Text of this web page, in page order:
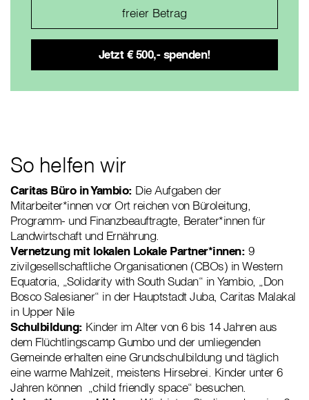
So helfen wir
Caritas Büro in Yambio: Die Aufgaben der
Mitarbeiter*innen vor Ort reichen von Büroleitung,
Programm- und Finanzbeauftragte, Berater*innen für
Landwirtschaft und Ernährung.
Vernetzung mit lokalen Lokale Partner*innen: 9
zivilgesellschaftliche Organisationen (CBOs) in Western
Equatoria, „Solidarity with South Sudan“ in Yambio, „Don
Bosco Salesianer“ in der Hauptstadt Juba, Caritas Malakal
in Upper Nile
Schulbildung: Kinder im Alter von 6 bis 14 Jahren aus
dem Flüchtlingscamp Gumbo und der umliegenden
Gemeinde erhalten eine Grundschulbildung und täglich
eine warme Mahlzeit, meistens Hirsebrei. Kinder unter 6
Jahren können „child friendly space“ besuchen.